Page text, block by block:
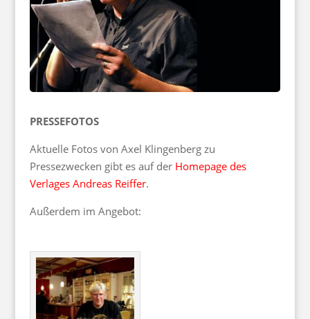
PRESSEFOTOS
Aktuelle Fotos von Axel Klingenberg zu
Pressezwecken gibt es auf der Homepage des
Verlages Andreas Reiffer.
Außerdem im Angebot: